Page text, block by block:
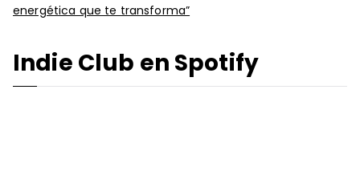
energética que te transforma”
Indie Club en Spotify